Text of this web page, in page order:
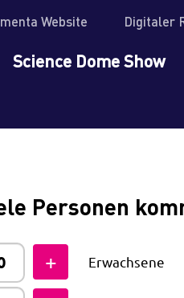
Website Digitaler
Science Dome Show
Personen
Erwachsene